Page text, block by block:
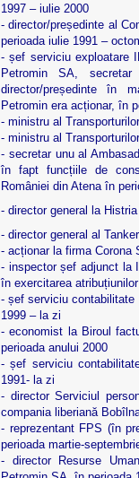
1997 – iulie 2000
- director/președinte al
perioada iulie 1991 –
- șef serviciu exploatare
Petromin SA,
director/președinte în
Petromin era acționar, în
- ministru al
- ministru al
- secretar unu al
în fapt funcțiile de
României din Atena în
- director general la
- director general al
- acționar la firma Corona
- inspector șef adjunct la
în exercitarea
- șef serviciu
1999 – la zi
- economist la Biroul
perioada anului 2000
- șef serviciu
1991- la zi
- director Serviciul
compania liberiană
- reprezentant FPS (în
perioada martie-
- director Resurse